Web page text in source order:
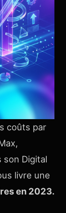
coûts par
Digital
livre une
en 2023.